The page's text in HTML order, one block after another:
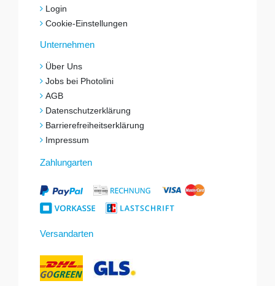
Login
Cookie-Einstellungen
Unternehmen
Über Uns
Jobs bei Photolini
AGB
Datenschutzerklärung
Barrierefreiheitserklärung
Impressum
Zahlungarten
Versandarten